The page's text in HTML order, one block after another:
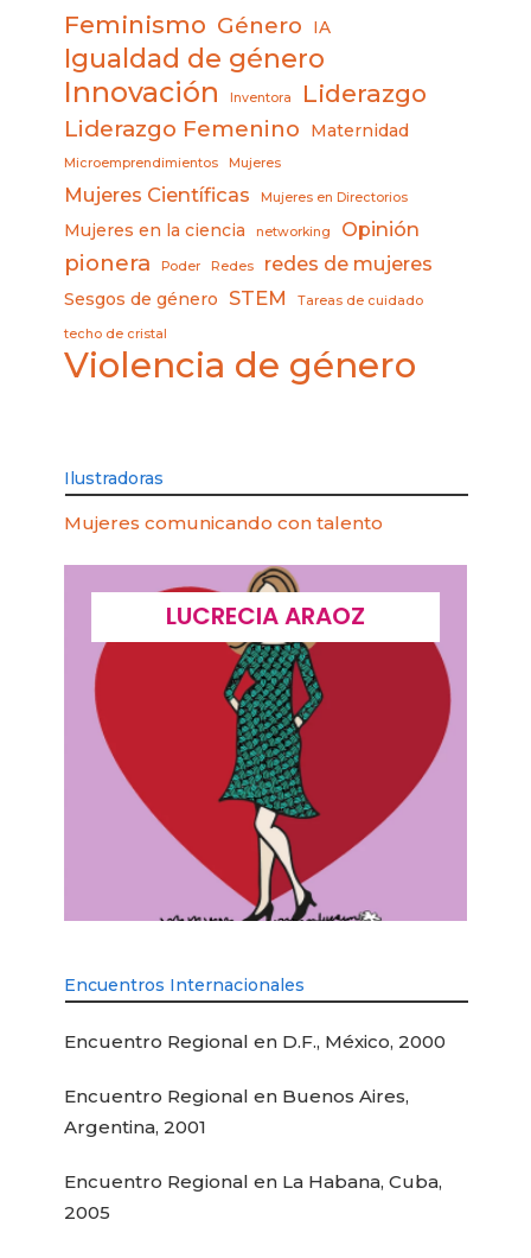
Feminismo Género IA
Igualdad de género
Innovación Inventora Liderazgo
Liderazgo Femenino Maternidad
Microemprendimientos Mujeres
Mujeres Científicas Mujeres en Directorios
Mujeres en la ciencia networking Opinión
pionera Poder Redes redes de mujeres
Sesgos de género STEM Tareas de cuidado
techo de cristal
Violencia de género
Ilustradoras
Mujeres comunicando con talento
LUCRECIA ARAOZ
Encuentros Internacionales
Encuentro Regional en D.F., México, 2000
Encuentro Regional en Buenos Aires,
Argentina, 2001
Encuentro Regional en La Habana, Cuba,
2005